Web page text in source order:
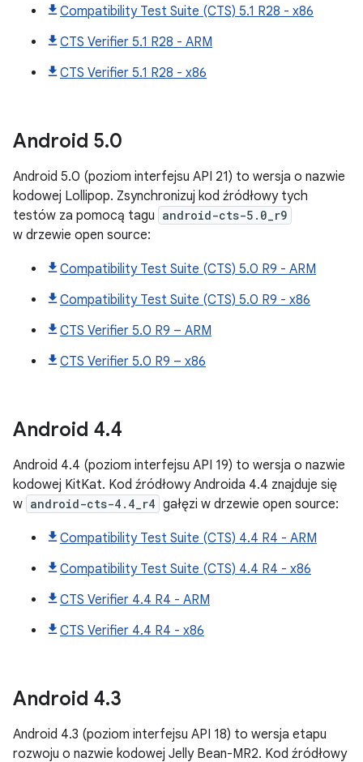
Compatibility Test Suite (CTS) 5.1 R28 - x86
CTS Verifier 5.1 R28 - ARM
CTS Verifier 5.1 R28 - x86
Android 5.0
Android 5.0 (poziom interfejsu API 21) to wersja o nazwie
kodowej Lollipop. Zsynchronizuj kod źródłowy tych
testów za pomocą tagu android-cts-5.0_r9
w drzewie open source:
Compatibility Test Suite (CTS) 5.0 R9 - ARM
Compatibility Test Suite (CTS) 5.0 R9 - x86
CTS Verifier 5.0 R9 – ARM
CTS Verifier 5.0 R9 – x86
Android 4.4
Android 4.4 (poziom interfejsu API 19) to wersja o nazwie
kodowej KitKat. Kod źródłowy Androida 4.4 znajduje się
w android-cts-4.4_r4 gałęzi w drzewie open source:
Compatibility Test Suite (CTS) 4.4 R4 - ARM
Compatibility Test Suite (CTS) 4.4 R4 - x86
CTS Verifier 4.4 R4 - ARM
CTS Verifier 4.4 R4 - x86
Android 4.3
Android 4.3 (poziom interfejsu API 18) to wersja etapu
rozwoju o nazwie kodowej Jelly Bean-MR2. Kod źródłowy